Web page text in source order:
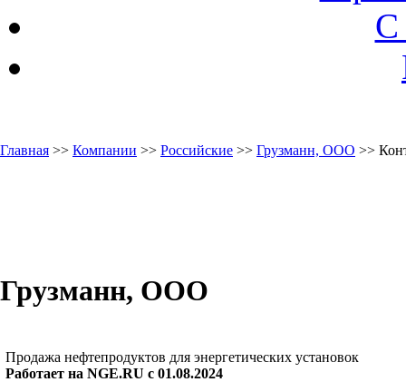
С
Главная >> Компании >> Российские >> Грузманн, ООО >>
Грузманн, ООО
Продажа нефтепродуктов для энергетических установок
Работает на NGE.RU с 01.08.2024